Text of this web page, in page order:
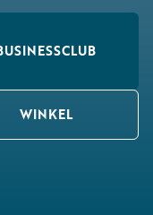
WINKEL